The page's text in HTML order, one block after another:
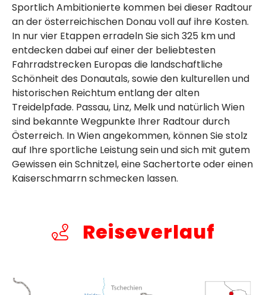
Sportlich Ambitionierte kommen bei dieser Radtour
an der österreichischen Donau voll auf ihre Kosten.
In nur vier Etappen erradeln Sie sich 325 km und
entdecken dabei auf einer der beliebtesten
Fahrradstrecken Europas die landschaftliche
Schönheit des Donautals, sowie den kulturellen und
historischen Reichtum entlang der alten
Treidelpfade. Passau, Linz, Melk und natürlich Wien
sind bekannte Wegpunkte Ihrer Radtour durch
Österreich. In Wien angekommen, können Sie stolz
auf Ihre sportliche Leistung sein und sich mit gutem
Gewissen ein Schnitzel, eine Sachertorte oder einen
Kaiserschmarrn schmecken lassen.
Reiseverlauf